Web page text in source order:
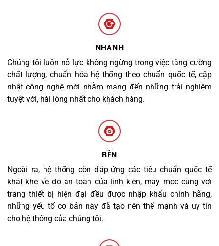
NHANH
Chúng tôi luôn nỗ lực không ngừng trong việc tăng cường
chất lượng, chuẩn hóa hệ thống theo chuẩn quốc tế, cập
nhật công nghệ mới nhằm mang đến những trải nghiệm
tuyệt vời, hài lòng nhất cho khách hàng.
BỀN
Ngoài ra, hệ thống còn đáp ứng các tiêu chuẩn quốc tế
khắt khe về độ an toàn của linh kiện, máy móc cùng với
trang thiết bị hiện đại đều được nhập khẩu chính hãng,
những yếu tố cơ bản này đã tạo nên thế mạnh và uy tín
cho hệ thống của chúng tôi.